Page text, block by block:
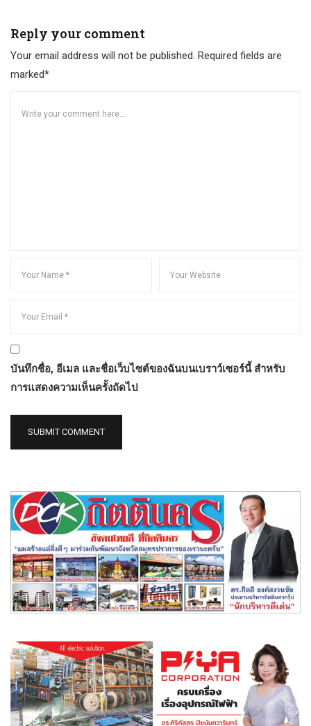
Reply your comment
Your email address will not be published. Required fields are
marked*
บันทึกชื่อ, อีเมล และชื่อเว็บไซต์ของฉันบนเบราว์เซอร์นี้ สำหรับ
การแสดงความเห็นครั้งถัดไป